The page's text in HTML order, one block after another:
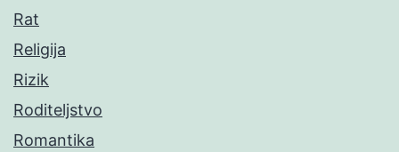
Rat
Religija
Rizik
Roditeljstvo
Romantika